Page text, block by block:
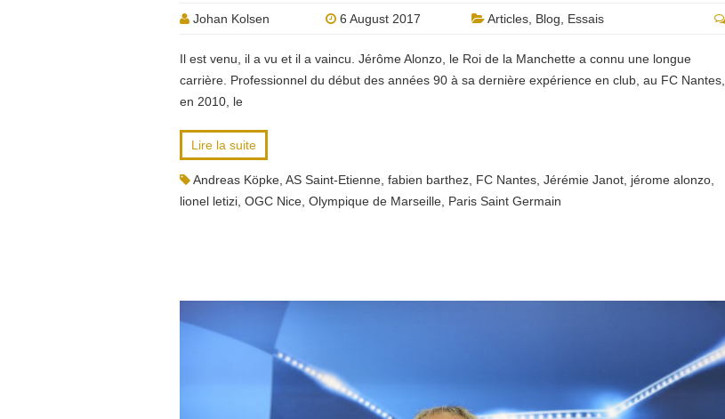
Johan Kolsen 6 August 2017 Articles Blog Essais
Il est venu, il a vu et il a vaincu. Jérôme Alonzo, le Roi de la Manchette a connu une longue
carrière. Professionnel du début des années 90 à sa dernière expérience en club, au FC Nantes,
en 2010, le
Lire la suite
Andreas Köpke AS Saint-Etienne fabien barthez FC Nantes Jérémie Janot jérome alonzo
lionel letizi OGC Nice Olympique de Marseille Paris Saint Germain